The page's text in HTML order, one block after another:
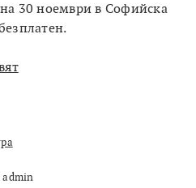
30 ноември в Софийска
admin